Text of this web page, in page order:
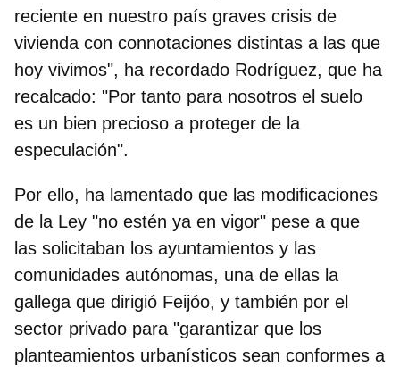
reciente en nuestro país graves crisis de
vivienda con connotaciones distintas a las que
hoy vivimos", ha recordado Rodríguez, que ha
recalcado: "Por tanto para nosotros el suelo
es un bien precioso a proteger de la
especulación".
Por ello, ha lamentado que las modificaciones
de la Ley "no estén ya en vigor" pese a que
las solicitaban los ayuntamientos y las
comunidades autónomas, una de ellas la
gallega que dirigió Feijóo, y también por el
sector privado para "garantizar que los
planteamientos urbanísticos sean conformes a